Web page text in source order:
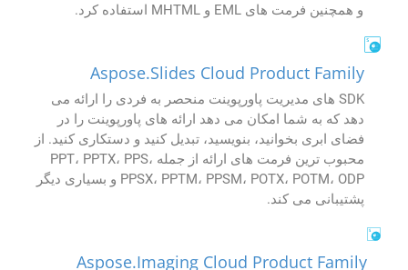
و همچنین فرمت های EML و MHTML استفاده کرد.
Aspose.Slides Cloud Product Family
SDK های مدیریت پاورپوینت منحصر به فردی را ارائه می
دهد که به شما امکان می دهد ارائه های پاورپوینت را در
فضای ابری بخوانید، بنویسید، تبدیل کنید و دستکاری کنید. از
محبوب ترین فرمت های ارائه از جمله PPT، PPTX، PPS،
PPSX، PPTM، PPSM، POTX، POTM، ODP و بسیاری دیگر
پشتیبانی می کند.
Aspose.Imaging Cloud Product Family